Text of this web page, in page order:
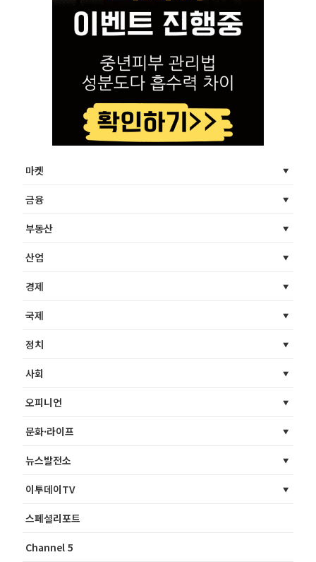
마켓
금융
부동산
산업
경제
국제
정치
사회
오피니언
문화·라이프
뉴스발전소
이투데이TV
스페셜리포트
Channel 5